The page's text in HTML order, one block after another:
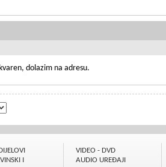
dolazim na adresu.
I
VIDEO - DVD
AUDIO UREÐAJI